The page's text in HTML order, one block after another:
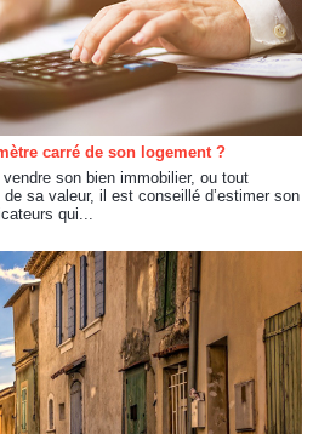
carré de son logement ?
son bien immobilier, ou tout
sa valeur, il est conseillé d’estimer son
qui...